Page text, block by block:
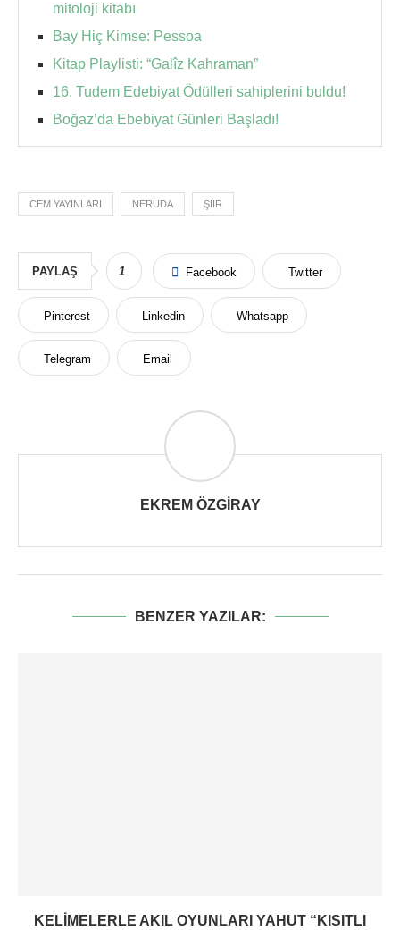
mitoloji kitabı
Bay Hiç Kimse: Pessoa
Kitap Playlisti: “Galîz Kahraman”
16. Tudem Edebiyat Ödülleri sahiplerini buldu!
Boğaz’da Ebebiyat Günleri Başladı!
CEM YAYINLARI NERUDA ŞIIR
PAYLAŞ 1 Facebook Twitter
Pinterest Linkedin Whatsapp
Telegram Email
EKREM ÖZGIRAY
BENZER YAZILAR:
KELIMELERLE AKIL OYUNLARI YAHUT “KISITLI